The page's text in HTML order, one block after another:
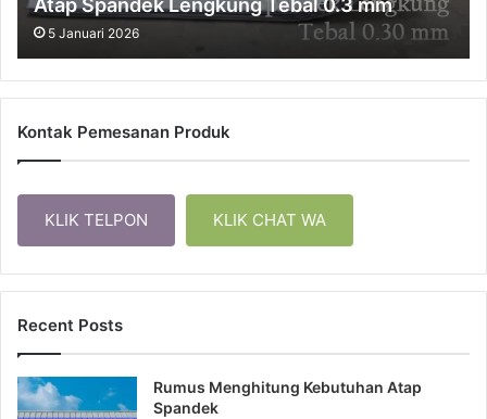
Atap Spandek Lengkung Tebal 0.3 mm
5 Januari 2026
Kontak Pemesanan Produk
KLIK TELPON KLIK CHAT WA
Recent Posts
Rumus Menghitung Kebutuhan Atap
Spandek